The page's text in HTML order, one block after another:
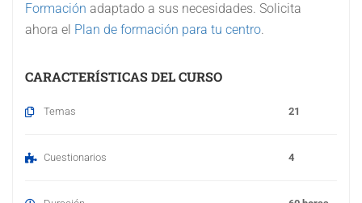
Formación adaptado a sus necesidades. Solicita
ahora el Plan de formación para tu centro.
CARACTERÍSTICAS DEL CURSO
Temas 21
Cuestionarios 4